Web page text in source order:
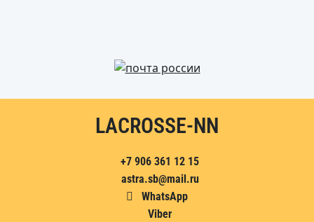
LACROSSE-NN
+7 906 361 12 15
astra.sb@mail.ru
WhatsApp
Viber